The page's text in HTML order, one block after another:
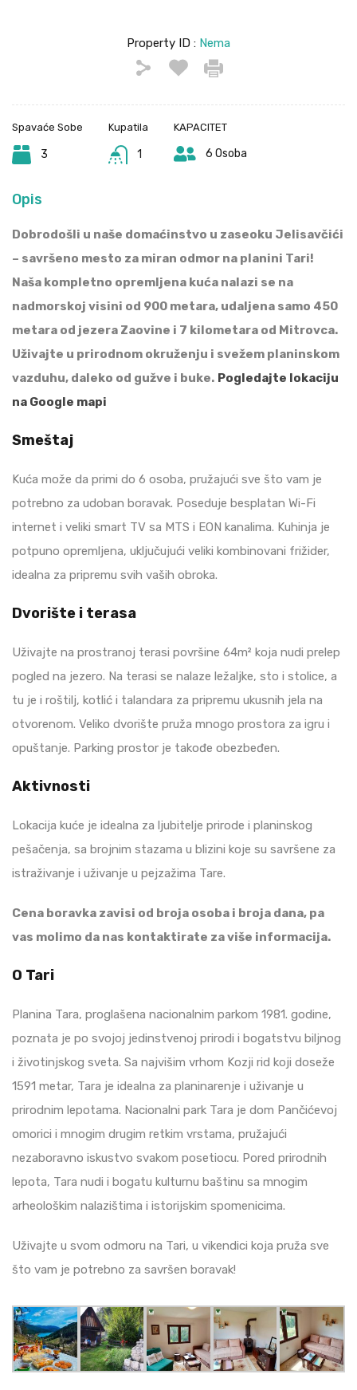
Property ID : Nema
Spavaće Sobe
3
Kupatila
1
KAPACITET
6 Osoba
Opis
Dobrodošli u naše domaćinstvo u zaseoku Jelisavčići
– savršeno mesto za miran odmor na planini Tari!
Naša kompletno opremljena kuća nalazi se na
nadmorskoj visini od 900 metara, udaljena samo 450
metara od jezera Zaovine i 7 kilometara od Mitrovca.
Uživajte u prirodnom okruženju i svežem planinskom
vazduhu, daleko od gužve i buke. Pogledajte lokaciju
na Google mapi
Smeštaj
Kuća može da primi do 6 osoba, pružajući sve što vam je
potrebno za udoban boravak. Poseduje besplatan Wi-Fi
internet i veliki smart TV sa MTS i EON kanalima. Kuhinja je
potpuno opremljena, uključujući veliki kombinovani frižider,
idealna za pripremu svih vaših obroka.
Dvorište i terasa
Uživajte na prostranoj terasi površine 64m² koja nudi prelep
pogled na jezero. Na terasi se nalaze ležaljke, sto i stolice, a
tu je i roštilj, kotlić i talandara za pripremu ukusnih jela na
otvorenom. Veliko dvorište pruža mnogo prostora za igru i
opuštanje. Parking prostor je takođe obezbeđen.
Aktivnosti
Lokacija kuće je idealna za ljubitelje prirode i planinskog
pešačenja, sa brojnim stazama u blizini koje su savršene za
istraživanje i uživanje u pejzažima Tare.
Cena boravka zavisi od broja osoba i broja dana, pa
vas molimo da nas kontaktirate za više informacija.
O Tari
Planina Tara, proglašena nacionalnim parkom 1981. godine,
poznata je po svojoj jedinstvenoj prirodi i bogatstvu biljnog
i životinjskog sveta. Sa najvišim vrhom Kozji rid koji doseže
1591 metar, Tara je idealna za planinarenje i uživanje u
prirodnim lepotama. Nacionalni park Tara je dom Pančićevoj
omorici i mnogim drugim retkim vrstama, pružajući
nezaboravno iskustvo svakom posetiocu. Pored prirodnih
lepota, Tara nudi i bogatu kulturnu baštinu sa mnogim
arheološkim nalazištima i istorijskim spomenicima.
Uživajte u svom odmoru na Tari, u vikendici koja pruža sve
što vam je potrebno za savršen boravak!